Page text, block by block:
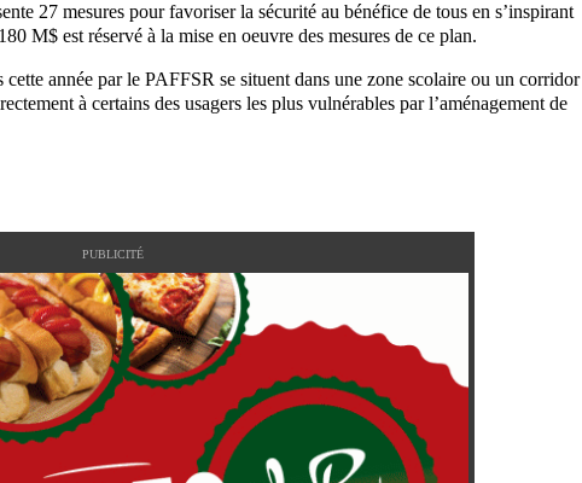
27 mesures pour favoriser la sécurité au bénéfice de tous en s’inspirant
M$ est réservé à la mise en oeuvre des mesures de ce plan.
année par le PAFFSR se situent dans une zone scolaire ou un corridor
à certains des usagers les plus vulnérables par l’aménagement de
PUBLICITÉ